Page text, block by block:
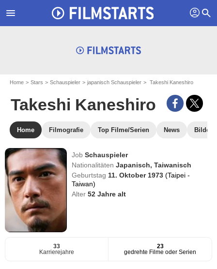
menu profil search
Home Stars Schauspieler japanisch Schauspieler Takeshi Kaneshiro
Takeshi Kaneshiro
Home Filmografie Top Filme/Serien News Bilder
JobSchauspieler
NationalitätenJapanisch, Taiwanisch
Geburtstag 11. Oktober 1973(Taipei -
Taiwan)
Alter52 Jahre alt
33
Karrierejahre
23
gedrehte Filme oder Serien